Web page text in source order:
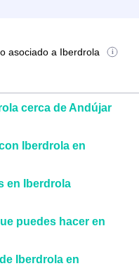
asociado a Iberdrola
cerca de Andújar
Iberdrola en
en Iberdrola
puedes hacer en
Iberdrola en